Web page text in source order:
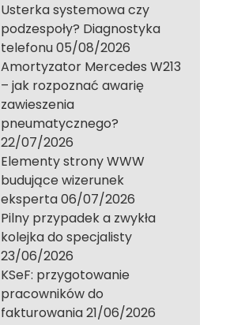
Usterka systemowa czy
podzespoły? Diagnostyka
telefonu05/08/2026
Amortyzator Mercedes W213
– jak rozpoznać awarię
zawieszenia
pneumatycznego?
22/07/2026
Elementy strony WWW
budujące wizerunek
eksperta06/07/2026
Pilny przypadek a zwykła
kolejka do specjalisty
23/06/2026
KSeF: przygotowanie
pracowników do
fakturowania21/06/2026